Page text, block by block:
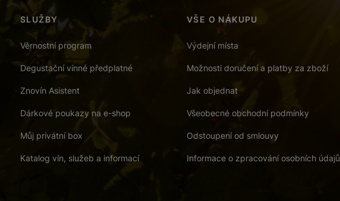
SLUŽBY
Věrnostní program
Degustační vinné předplatné
Znovín Asistent
Dárkové poukazy na e-shop
Můj privátní box
Katalog vín, služeb a informací
VŠE O NÁKUPU
Výdejní místa
Možnosti doručení a platby za zboží
Jak objednat
Všeobecné obchodní podmínky
Odstoupení od smlouvy
Informace o zpracování osobních údajů